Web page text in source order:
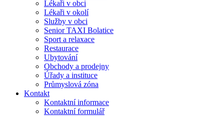
Lékaři v obci
Lékaři v okolí
Služby v obci
Senior TAXI Bolatice
Sport a relaxace
Restaurace
Ubytování
Obchody a prodejny
Úřady a instituce
Průmyslová zóna
Kontakt
Kontaktní informace
Kontaktní formulář